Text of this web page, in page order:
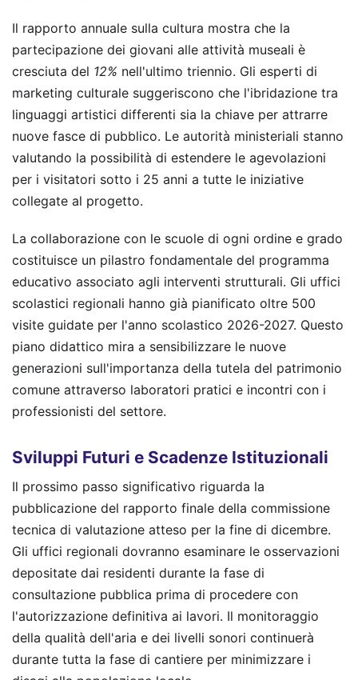
Il rapporto annuale sulla cultura mostra che la
partecipazione dei giovani alle attività museali è
cresciuta del 12% nell'ultimo triennio. Gli esperti di
marketing culturale suggeriscono che l'ibridazione tra
linguaggi artistici differenti sia la chiave per attrarre
nuove fasce di pubblico. Le autorità ministeriali stanno
valutando la possibilità di estendere le agevolazioni
per i visitatori sotto i 25 anni a tutte le iniziative
collegate al progetto.
La collaborazione con le scuole di ogni ordine e grado
costituisce un pilastro fondamentale del programma
educativo associato agli interventi strutturali. Gli uffici
scolastici regionali hanno già pianificato oltre 500
visite guidate per l'anno scolastico 2026-2027. Questo
piano didattico mira a sensibilizzare le nuove
generazioni sull'importanza della tutela del patrimonio
comune attraverso laboratori pratici e incontri con i
professionisti del settore.
Sviluppi Futuri e Scadenze Istituzionali
Il prossimo passo significativo riguarda la
pubblicazione del rapporto finale della commissione
tecnica di valutazione atteso per la fine di dicembre.
Gli uffici regionali dovranno esaminare le osservazioni
depositate dai residenti durante la fase di
consultazione pubblica prima di procedere con
l'autorizzazione definitiva ai lavori. Il monitoraggio
della qualità dell'aria e dei livelli sonori continuerà
durante tutta la fase di cantiere per minimizzare i